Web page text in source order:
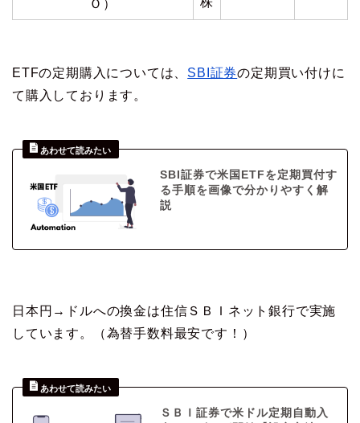
Ｏ）
ETFの定期購入については、 SBI証券の定期買い付けに
て購入しております。
SBI証券で米国ETFを定期買付す
る手順を画像で分かりやすく解
説
日本円→ドルへの換金は住信ＳＢＩネット銀行で実施
しています。（為替手数料最安です！）
ＳＢＩ証券で米ドル定期自動入